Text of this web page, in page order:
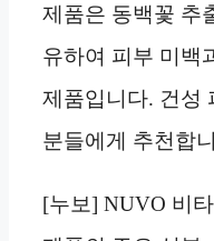
제품은 동백꽃 추
유하여 피부 미백
제품입니다. 건성
분들에게 추천합
[누보] NUVO 비